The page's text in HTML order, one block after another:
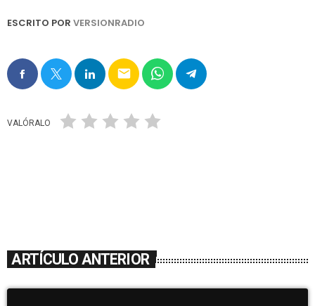
ESCRITO POR VERSIONRADIO
email
VALÓRALO
ARTÍCULO ANTERIOR